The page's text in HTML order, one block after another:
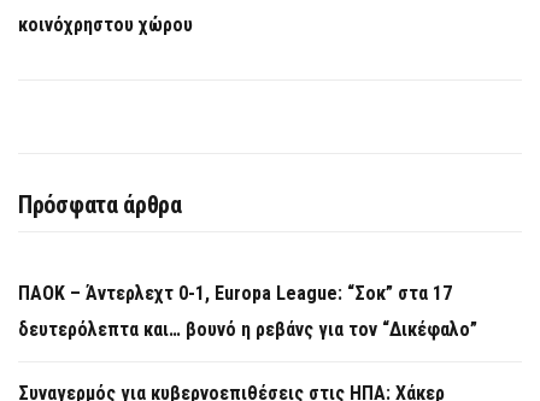
κοινόχρηστου χώρου
Πρόσφατα άρθρα
ΠΑΟΚ – Άντερλεχτ 0-1, Europa League: “Σοκ” στα 17
δευτερόλεπτα και… βουνό η ρεβάνς για τον “Δικέφαλο”
Συναγερμός για κυβερνοεπιθέσεις στις ΗΠΑ: Χάκερ